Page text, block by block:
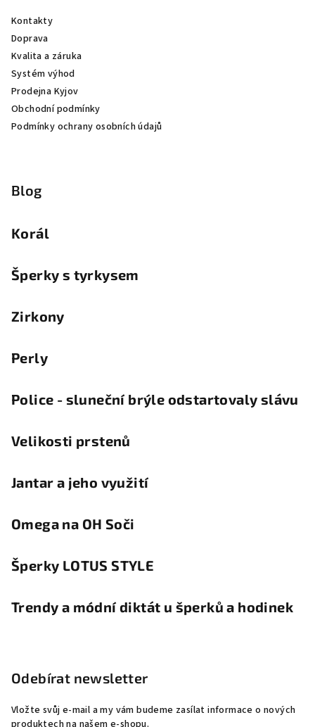
Kontakty
Doprava
Kvalita a záruka
Systém výhod
Prodejna Kyjov
Obchodní podmínky
Podmínky ochrany osobních údajů
Blog
Korál
Šperky s tyrkysem
Zirkony
Perly
Police - sluneční brýle odstartovaly slávu
Velikosti prstenů
Jantar a jeho využití
Omega na OH Soči
Šperky LOTUS STYLE
Trendy a módní diktát u šperků a hodinek
Odebírat newsletter
Vložte svůj e-mail a my vám budeme zasílat informace o nových
produktech na našem e-shopu.